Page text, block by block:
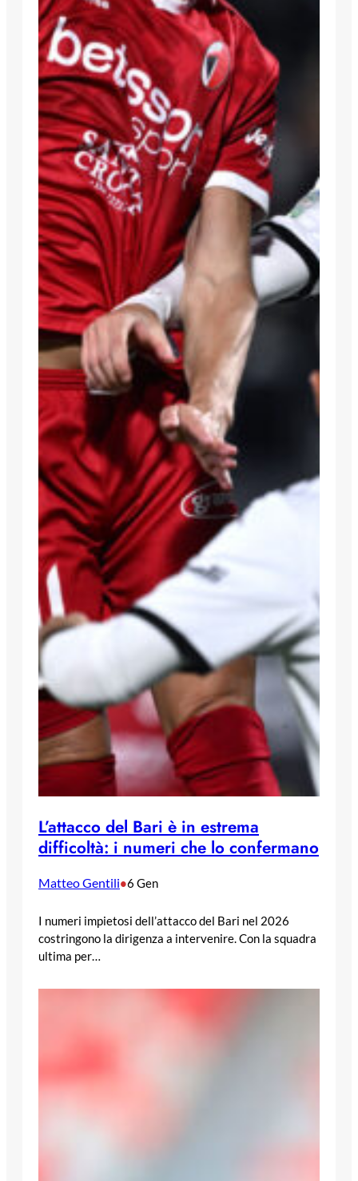
L’attacco del Bari è in estrema
difficoltà: i numeri che lo confermano
Matteo Gentili•6 Gen
I numeri impietosi dell’attacco del Bari nel 2026
costringono la dirigenza a intervenire. Con la squadra
ultima per…